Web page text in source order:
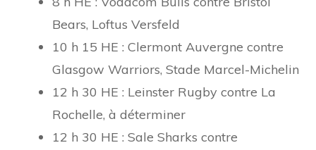
Bears, Loftus Versfeld
10 h 15 HE : Clermont Auvergne contre
Glasgow Warriors, Stade Marcel-Michelin
12 h 30 HE : Leinster Rugby contre La
Rochelle, à déterminer
12 h 30 HE : Sale Sharks contre